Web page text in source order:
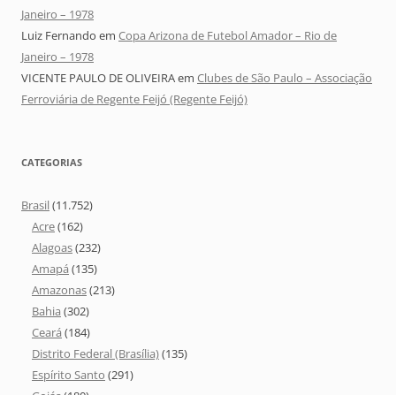
Janeiro – 1978
Luiz Fernando em Copa Arizona de Futebol Amador – Rio de
Janeiro – 1978
VICENTE PAULO DE OLIVEIRAem Clubes de São Paulo – Associação
Ferroviária de Regente Feijó (Regente Feijó)
CATEGORIAS
Brasil(11.752)
Acre(162)
Alagoas(232)
Amapá (135)
Amazonas(213)
Bahia (302)
Ceará (184)
Distrito Federal (Brasília)(135)
Espírito Santo (291)